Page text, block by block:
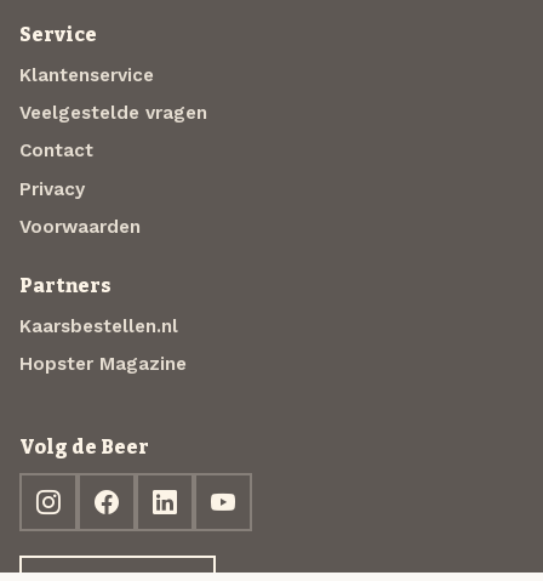
Service
Klantenservice
Veelgestelde vragen
Contact
Privacy
Voorwaarden
Partners
Kaarsbestellen.nl
Hopster Magazine
Volg de Beer